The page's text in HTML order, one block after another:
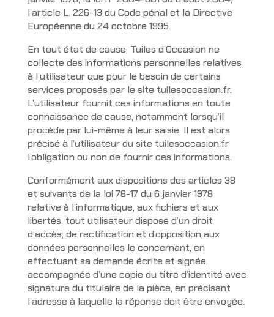
l’article L. 226-13 du Code pénal et la Directive
Européenne du 24 octobre 1995.
En tout état de cause, Tuiles d’Occasion ne
collecte des informations personnelles relatives
à l’utilisateur que pour le besoin de certains
services proposés par le site tuilesoccasion.fr.
L’utilisateur fournit ces informations en toute
connaissance de cause, notamment lorsqu’il
procède par lui-même à leur saisie. Il est alors
précisé à l’utilisateur du site tuilesoccasion.fr
l’obligation ou non de fournir ces informations.
Conformément aux dispositions des articles 38
et suivants de la loi 78-17 du 6 janvier 1978
relative à l’informatique, aux fichiers et aux
libertés, tout utilisateur dispose d’un droit
d’accès, de rectification et d’opposition aux
données personnelles le concernant, en
effectuant sa demande écrite et signée,
accompagnée d’une copie du titre d’identité avec
signature du titulaire de la pièce, en précisant
l’adresse à laquelle la réponse doit être envoyée.